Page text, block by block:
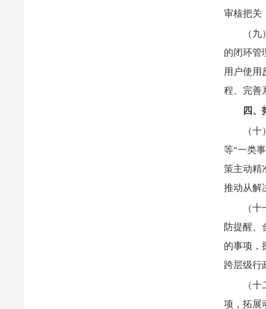
审核把关
（
的闭环管
用户使用
程、完善
四、
（
等“一类
策主动精
推动从解
（
防提醒、
的事项，
跨层级行
（
项，拓展